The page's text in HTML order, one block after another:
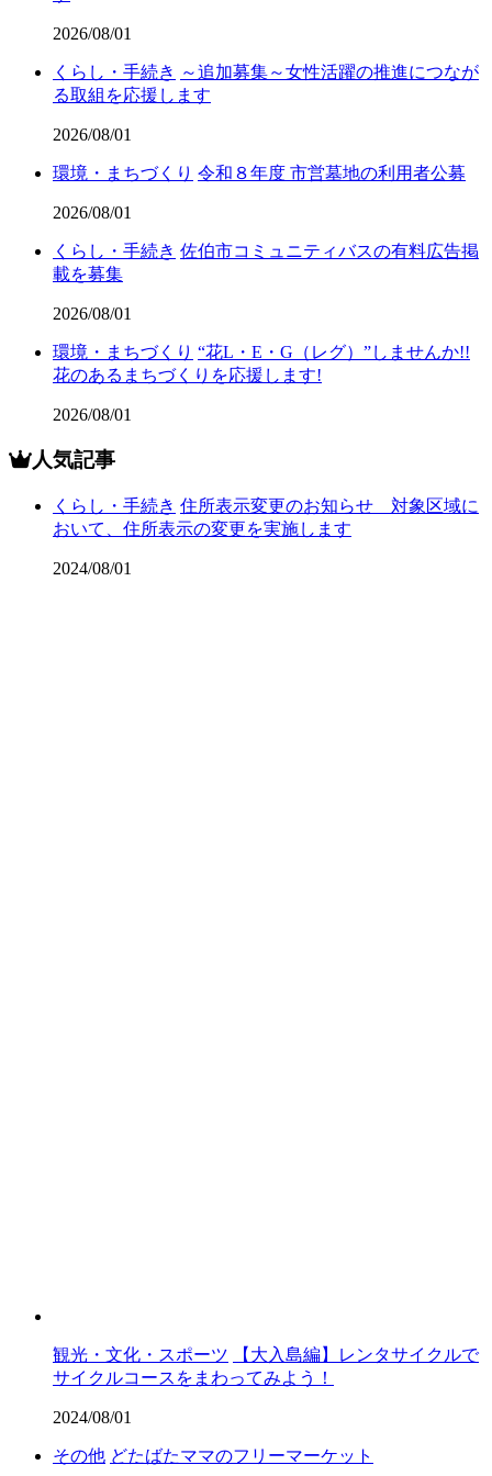
2026/08/01
くらし・手続き ～追加募集～女性活躍の推進につなが
る取組を応援します
2026/08/01
環境・まちづくり 令和８年度 市営墓地の利用者公募
2026/08/01
くらし・手続き 佐伯市コミュニティバスの有料広告掲
載を募集
2026/08/01
環境・まちづくり “花L・E・G（レグ）”しませんか!!
花のあるまちづくりを応援します!
2026/08/01
人気記事
くらし・手続き 住所表示変更のお知らせ 対象区域に
おいて、住所表示の変更を実施します
2024/08/01
観光・文化・スポーツ
【大入島編】レンタサイクルで
サイクルコースをまわってみよう！
2024/08/01
その他 どたばたママのフリーマーケット